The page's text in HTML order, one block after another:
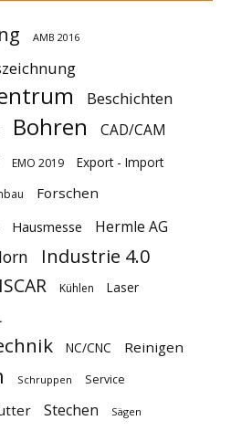
AMB 2016
Beschichten
Bohren CAD/CAM
EMO 2019 Export - Import
Forschen
Hausmesse Hermle AG
Industrie 4.0
ISCAR Kühlen
Laser
NC/CNC Reinigen
Schruppen Service
Stechen Sägen